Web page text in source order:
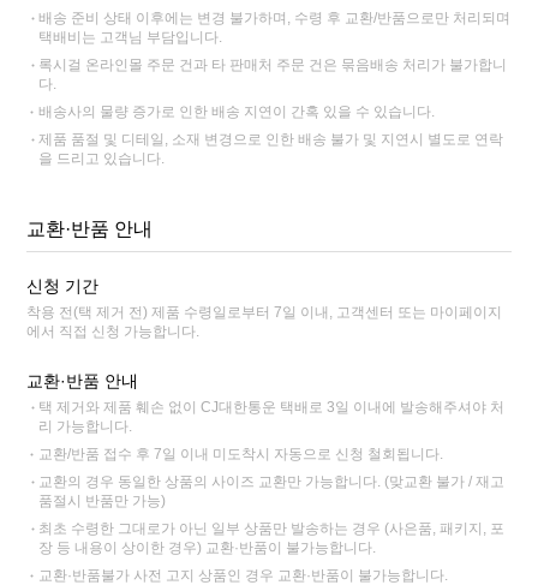
배송 준비 상태 이후에는 변경 불가하며, 수령 후 교환/반품으로만 처리되며
택배비는 고객님 부담입니다.
록시걸 온라인몰 주문 건과 타 판매처 주문 건은 묶음배송 처리가 불가합니
다.
배송사의 물량 증가로 인한 배송 지연이 간혹 있을 수 있습니다.
제품 품절 및 디테일, 소재 변경으로 인한 배송 불가 및 지연시 별도로 연락
을 드리고 있습니다.
교환·반품 안내
신청 기간
착용 전(택 제거 전) 제품 수령일로부터 7일 이내, 고객센터 또는 마이페이지
에서 직접 신청 가능합니다.
교환·반품 안내
택 제거와 제품 훼손 없이 CJ대한통운 택배로 3일 이내에 발송해주셔야 처
리 가능합니다.
교환/반품 접수 후 7일 이내 미도착시 자동으로 신청 철회됩니다.
교환의 경우 동일한 상품의 사이즈 교환만 가능합니다. (맞교환 불가 / 재고
품절시 반품만 가능)
최초 수령한 그대로가 아닌 일부 상품만 발송하는 경우 (사은품, 패키지, 포
장 등 내용이 상이한 경우) 교환·반품이 불가능합니다.
교환·반품불가 사전 고지 상품인 경우 교환·반품이 불가능합니다.